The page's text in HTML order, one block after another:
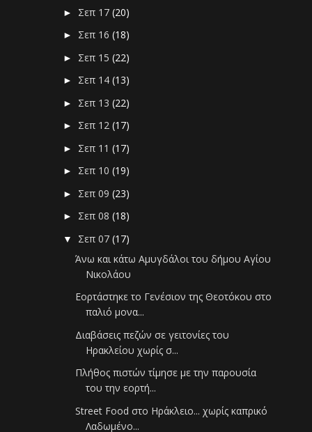
► Σεπ 17(20)
► Σεπ 16(18)
► Σεπ 15(22)
► Σεπ 14(13)
► Σεπ 13(22)
► Σεπ 12(17)
► Σεπ 11(17)
► Σεπ 10(19)
► Σεπ 09(23)
► Σεπ 08(18)
▼ Σεπ 07(17)
Άνω και κάτω Αμυγδάλοι του δήμου Αγίου
Νικολάου
Εορτάστηκε το Γενέσιον της Θεοτόκου στο
παλιό μονα...
Διαβάσεις πεζών σε γειτονίες του
Ηρακλείου χωρίς σ...
Πλήθος πιστών τίμησε με την παρουσία
του την εορτή...
Street Food στο Ηράκλειο... χωρίς καπρικό
Λαδωμένο...